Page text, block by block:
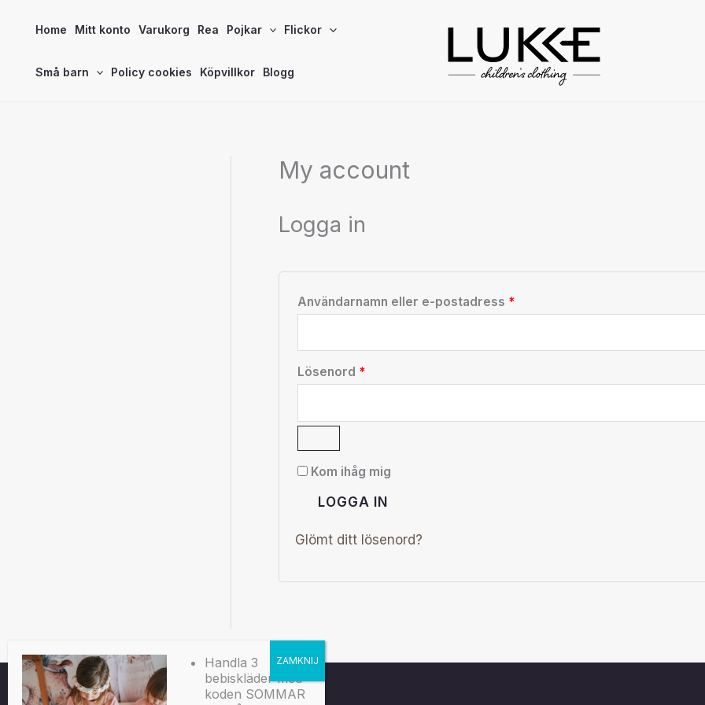
Home Mitt konto Varukorg Rea Pojkar Flickor
Små barn Policy cookies Köpvillkor Blogg
My account
Logga in
Användarnamn eller e-postadress *
Lösenord *
Kom ihåg mig
LOGGA IN
Glömt ditt lösenord?
Handla 3
bebiskläder med
koden SOMMAR